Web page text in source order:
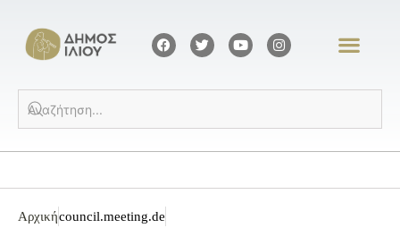
Αρχικήcouncil.meeting.de